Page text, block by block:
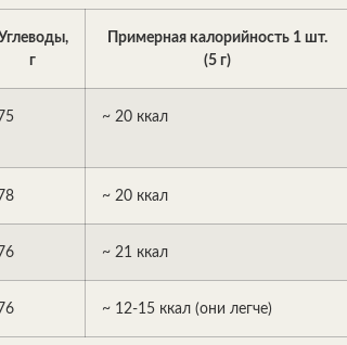
г
Примерная калорийность 1 шт.
(5 г)
75 ~ 20 ккал
78 ~ 20 ккал
76 ~ 21 ккал
76 ~ 12-15 ккал (они легче)